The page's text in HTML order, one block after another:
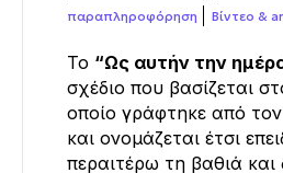
παραπληροφόρηση
Βίντεο &
Το “Ως αυτήν την
σχέδιο που βασίζεται
οποίο γράφτηκε από τον
και ονομάζεται έτσι
περαιτέρω τη βαθιά και